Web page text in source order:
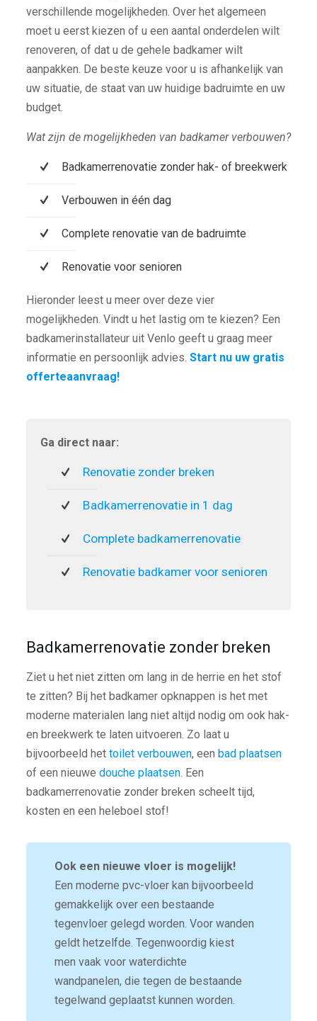
verschillende mogelijkheden. Over het algemeen
moet u eerst kiezen of u een aantal onderdelen wilt
renoveren, of dat u de gehele badkamer wilt
aanpakken. De beste keuze voor u is afhankelijk van
uw situatie, de staat van uw huidige badruimte en uw
budget.
Wat zijn de mogelijkheden van badkamer verbouwen?
Badkamerrenovatie zonder hak- of breekwerk
Verbouwen in één dag
Complete renovatie van de badruimte
Renovatie voor senioren
Hieronder leest u meer over deze vier
mogelijkheden. Vindt u het lastig om te kiezen? Een
badkamerinstallateur uit Venlo geeft u graag meer
informatie en persoonlijk advies. Start nu uw gratis
offerteaanvraag!
Ga direct naar:
Renovatie zonder breken
Badkamerrenovatie in 1 dag
Complete badkamerrenovatie
Renovatie badkamer voor senioren
Badkamerrenovatie zonder breken
Ziet u het niet zitten om lang in de herrie en het stof
te zitten? Bij het badkamer opknappen is het met
moderne materialen lang niet altijd nodig om ook hak-
en breekwerk te laten uitvoeren. Zo laat u
bijvoorbeeld het toilet verbouwen, een bad plaatsen
of een nieuwe douche plaatsen. Een
badkamerrenovatie zonder breken scheelt tijd,
kosten en een heleboel stof!
Ook een nieuwe vloer is mogelijk!
Een moderne pvc-vloer kan bijvoorbeeld
gemakkelijk over een bestaande
tegenvloer gelegd worden. Voor wanden
geldt hetzelfde. Tegenwoordig kiest
men vaak voor waterdichte
wandpanelen, die tegen de bestaande
tegelwand geplaatst kunnen worden.